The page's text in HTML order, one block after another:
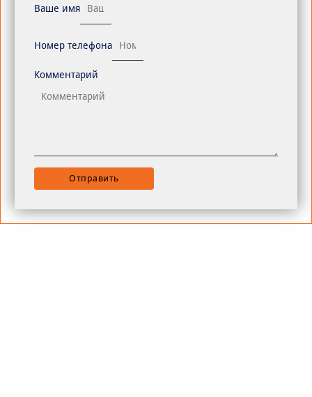
Ваше имя
Номер телефона
Комментарий
Отправить